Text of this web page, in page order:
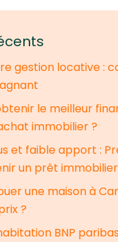
gestion locative :
le meilleur
immobilier ?
et faible apport :
un prêt
une maison à
?
BNP